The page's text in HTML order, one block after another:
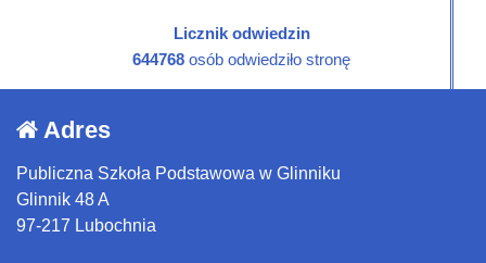
Licznik odwiedzin
644768 osób odwiedziło stronę
Adres
Publiczna Szkoła Podstawowa w Glinniku
Glinnik 48 A
97-217 Lubochnia